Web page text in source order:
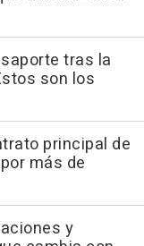
tras la
son los
principal de
más de
y